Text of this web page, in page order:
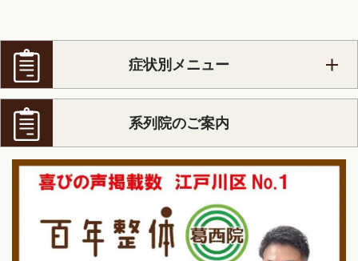
症状別メニュー
系列院のご案内